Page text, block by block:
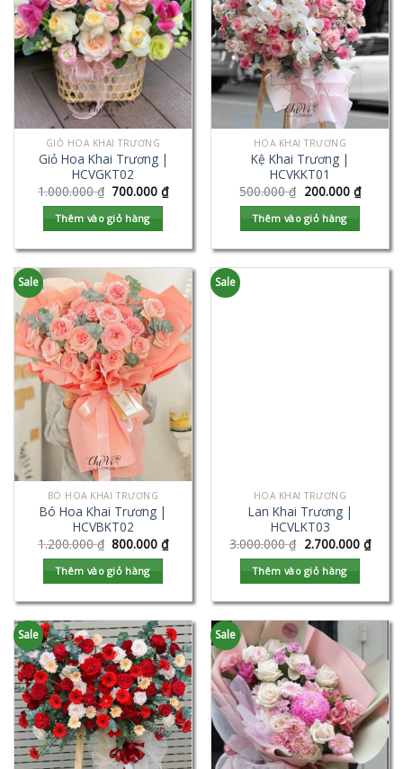
GIỎ HOA KHAI TRƯƠNG
Giỏ Hoa Khai Trương |
HCVGKT02
1.000.000₫ 700.000₫
Thêm vào giỏ hàng
HOA KHAI TRƯƠNG
Kệ Khai Trương |
HCVKKT01
500.000₫ 200.000 ₫
Thêm vào giỏ hàng
Sale
BÓ HOA KHAI TRƯƠNG
Bó Hoa Khai Trương |
HCVBKT02
1.200.000₫ 800.000₫
Thêm vào giỏ hàng
Sale
HOA KHAI TRƯƠNG
Lan Khai Trương |
HCVLKT03
3.000.000₫ 2.700.000 ₫
Thêm vào giỏ hàng
Sale Sale